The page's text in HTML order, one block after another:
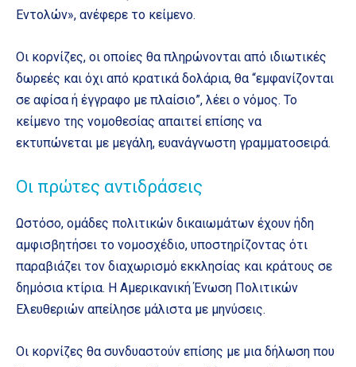
Εντολών», ανέφερε το κείμενο.
Οι κορνίζες, οι οποίες θα πληρώνονται από ιδιωτικές
δωρεές και όχι από κρατικά δολάρια, θα “εμφανίζονται
σε αφίσα ή έγγραφο με πλαίσιο”, λέει ο νόμος. Το
κείμενο της νομοθεσίας απαιτεί επίσης να
εκτυπώνεται με μεγάλη, ευανάγνωστη γραμματοσειρά.
Οι πρώτες αντιδράσεις
Ωστόσο, ομάδες πολιτικών δικαιωμάτων έχουν ήδη
αμφισβητήσει το νομοσχέδιο, υποστηρίζοντας ότι
παραβιάζει τον διαχωρισμό εκκλησίας και κράτους σε
δημόσια κτίρια. Η Αμερικανική Ένωση Πολιτικών
Ελευθεριών απείλησε μάλιστα με μηνύσεις.
Οι κορνίζες θα συνδυαστούν επίσης με μια δήλωση που